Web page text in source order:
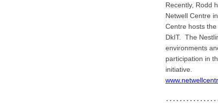
Recently, Rodd
Netwell Centre
Centre hosts
DkIT. The
environments
participation in
initiative.
･･････････････